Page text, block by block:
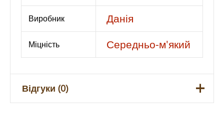
Виробник Данія
Міцність Середньо-м'який
Відгуки (0)